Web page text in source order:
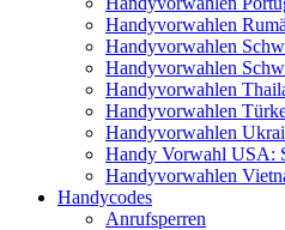
Handyvorwahlen
Handyvorwahlen
Handyvorwahlen
Handyvorwahlen
Handyvorwahlen
Handyvorwahlen
Handy Vorwahl USA:
Handyvorwahlen
Handycodes
Anrufsperren